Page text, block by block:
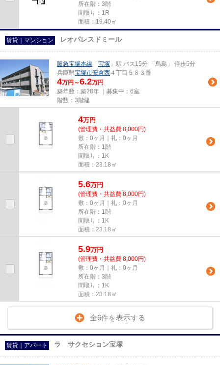
所在階：3階
間取り：1R
面積：19.40㎡
賃貸｜マンション レオパレスドミール
阪急宝塚本線 「 宝塚 」駅 バス15分 「烏島」 停歩5分
兵庫県宝塚市安倉西 ４丁目５８３番
4万円～6.2万円
築年数：築28年 ｜募集中： 6室
階数：3階建
4万円
(管理費・共益費 8,000円)
敷：0ヶ月｜礼：0ヶ月
所在階：1階
間取り：1K
面積：23.18㎡
5.6万円
(管理費・共益費 8,000円)
敷：0ヶ月｜礼：0ヶ月
所在階：1階
間取り：1K
面積：23.18㎡
5.9万円
(管理費・共益費 8,000円)
敷：0ヶ月｜礼：0ヶ月
所在階：3階
間取り：1K
面積：23.18㎡
全6件を表示する
賃貸｜アパート ラ サクセション宝塚